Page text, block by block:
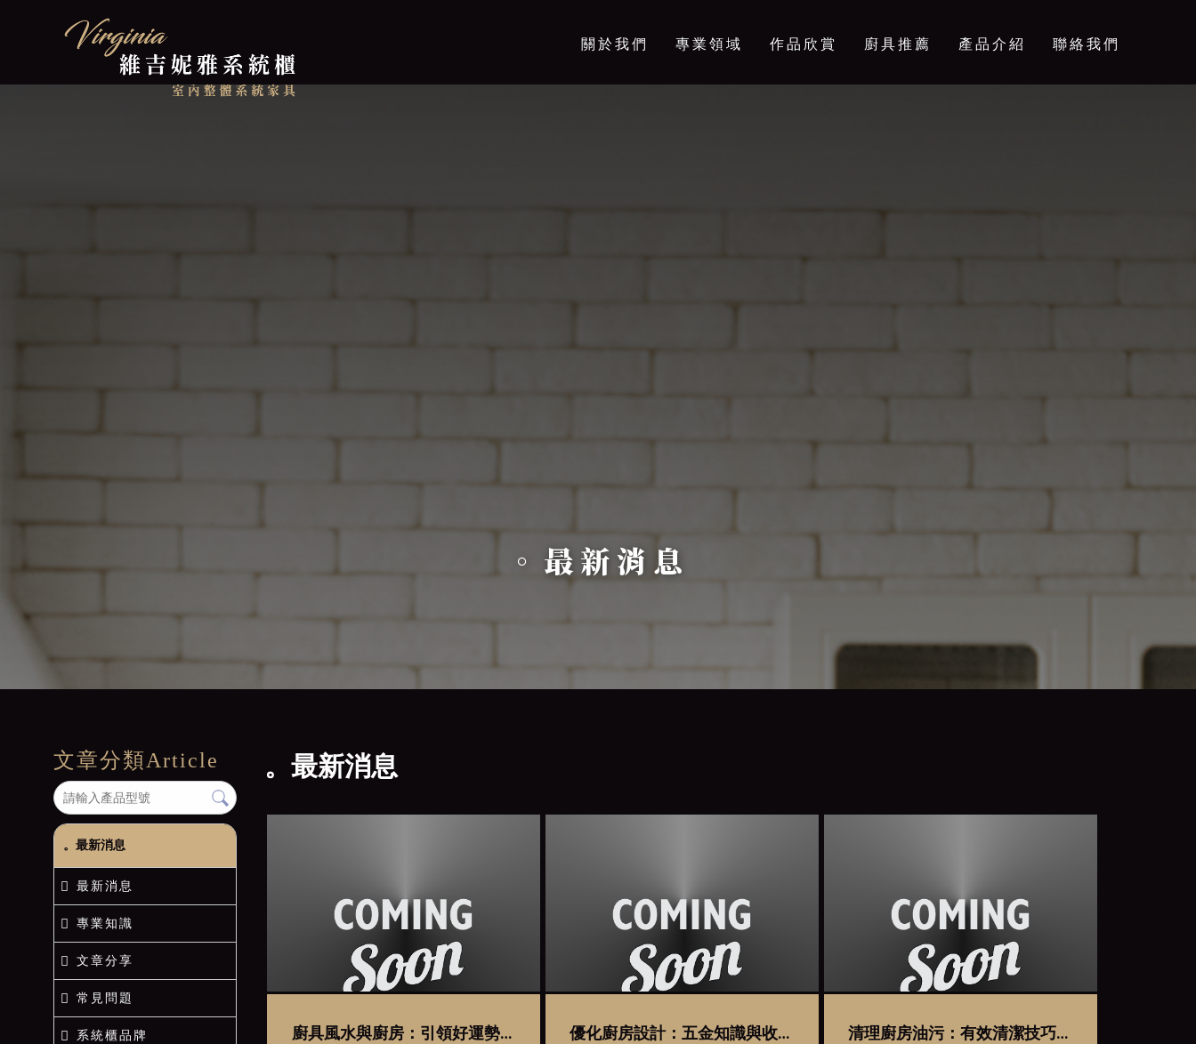
關於我們 專業領域 作品欣賞 廚具推薦 產品介紹 聯絡我們
。最新消息
文章分類Article
。最新消息
最新消息
專業知識
文章分享
常見問題
系統櫃品牌
。最新消息
廚具風水與廚房：引領好運勢的
優化廚房設計：五金知識與收納
清理廚房油污：有效清潔技巧和